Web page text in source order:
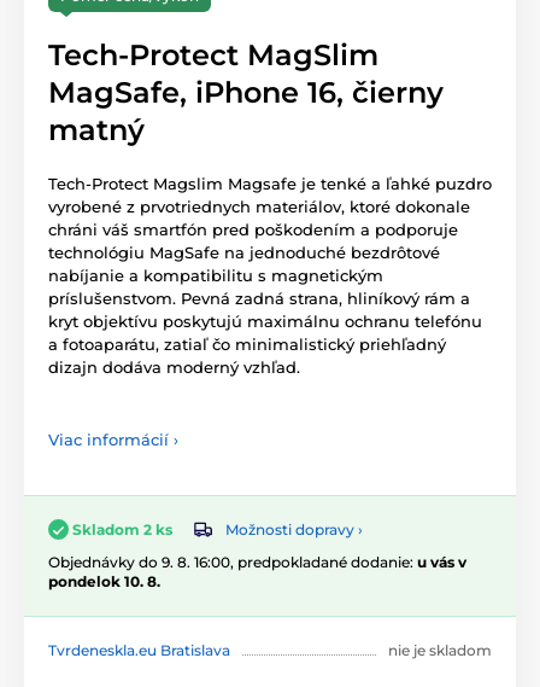
Tech-Protect MagSlim
MagSafe, iPhone 16, čierny
matný
Tech-Protect Magslim Magsafe je tenké a ľahké puzdro
vyrobené z prvotriednych materiálov, ktoré dokonale
chráni váš smartfón pred poškodením a podporuje
technológiu MagSafe na jednoduché bezdrôtové
nabíjanie a kompatibilitu s magnetickým
príslušenstvom. Pevná zadná strana, hliníkový rám a
kryt objektívu poskytujú maximálnu ochranu telefónu
a fotoaparátu, zatiaľ čo minimalistický priehľadný
dizajn dodáva moderný vzhľad.
Viac informácií ›
Skladom 2 ks
Možnosti dopravy ›
Objednávky do 9. 8. 16:00, predpokladané dodanie: u vás v
pondelok 10. 8.
Tvrdeneskla.eu Bratislava nie je skladom